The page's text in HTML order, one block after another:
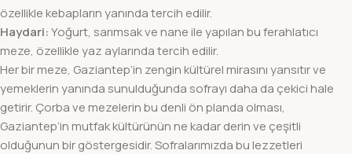
özellikle kebapların yanında tercih edilir.
Haydari:Yoğurt, sarımsak ve nane ile yapılan bu ferahlatıcı
meze, özellikle yaz aylarında tercih edilir.
Her bir meze, Gaziantep’in zengin kültürel mirasını yansıtır ve
yemeklerin yanında sunulduğunda sofrayı daha da çekici hale
getirir. Çorba ve mezelerin bu denli ön planda olması,
Gaziantep’in mutfak kültürünün ne kadar derin ve çeşitli
olduğunun bir göstergesidir. Sofralarımızda bu lezzetleri